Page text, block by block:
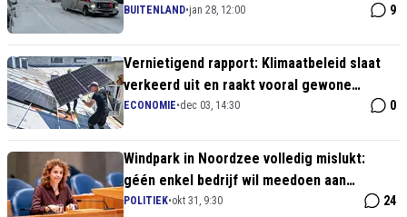
BUITENLAND•jan 28, 12:00 9
Vernietigend rapport: Klimaatbeleid slaat
verkeerd uit en raakt vooral gewone
huishoudens
ECONOMIE•dec 03, 14:30 0
Windpark in Noordzee volledig mislukt:
géén enkel bedrijf wil meedoen aan
Hermans’ klimaatexperiment
POLITIEK•okt 31, 9:30 24